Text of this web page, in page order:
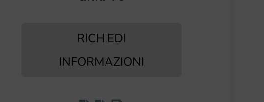
RICHIEDI
INFORMAZIONI